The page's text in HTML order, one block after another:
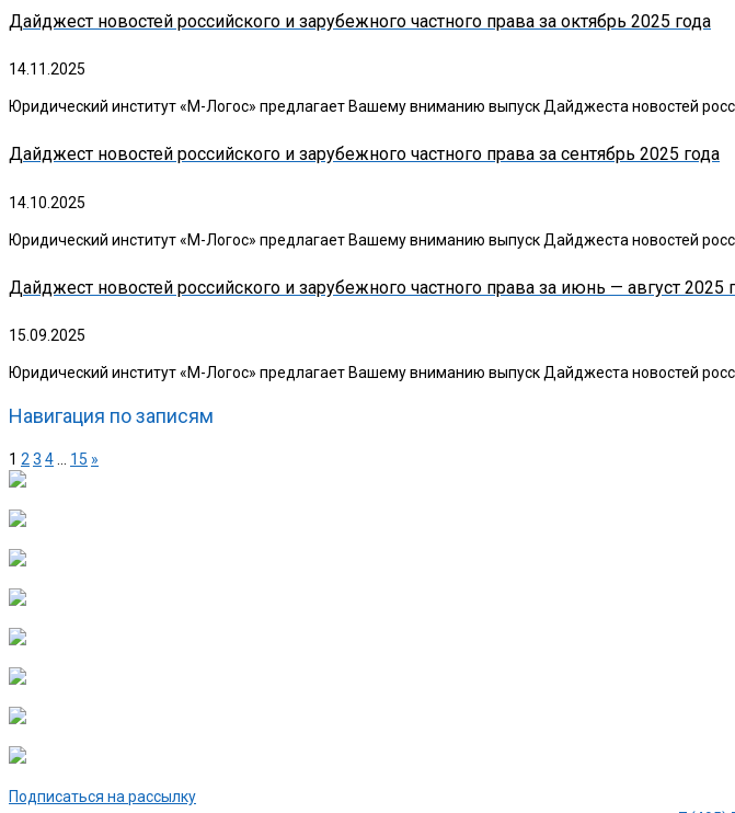
Дайджест новостей российского и зарубежного частного права за октябрь 2025 года
14.11.2025
Юридический институт «М-Логос» предлагает Вашему вниманию выпуск Дайджеста новостей
Дайджест новостей российского и зарубежного частного права за сентябрь 2025 года
14.10.2025
Юридический институт «М-Логос» предлагает Вашему вниманию выпуск Дайджеста новостей
Дайджест новостей российского и зарубежного частного права за июнь — август 2025
15.09.2025
Юридический институт «М-Логос» предлагает Вашему вниманию выпуск Дайджеста новостей
Навигация по записям
1 2 3 4 15 »
Подписаться на рассылку